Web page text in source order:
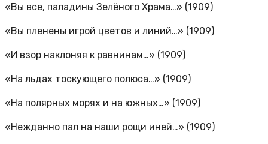
«Вы все, паладины Зелёного Храма…» (1909)
«Вы пленены игрой цветов и линий…» (1909)
«И взор наклоняя к равнинам…» (1909)
«На льдах тоскующего полюса…» (1909)
«На полярных морях и на южных…» (1909)
«Нежданно пал на наши рощи иней…» (1909)